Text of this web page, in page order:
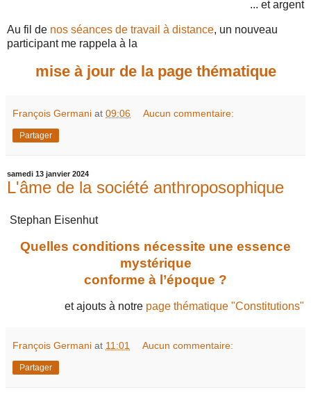
... et argent
Au fil de nos séances de travail à distance, un nouveau
participant me rappela à la
mise à jour de la page thématique
François Germani at 09:06 Aucun commentaire:
Partager
samedi 13 janvier 2024
L'âme de la société anthroposophique
Stephan Eisenhut
Quelles conditions nécessite une essence
mystérique
conforme à l’époque ?
et ajouts à notre page thématique "Constitutions"
François Germani at 11:01 Aucun commentaire:
Partager